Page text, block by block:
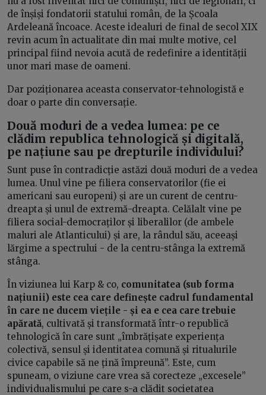
de înșiși fondatorii statului român, de la Școala
Ardeleană încoace. Aceste idealuri de final de secol XIX
revin acum în actualitate din mai multe motive, cel
principal fiind nevoia acută de redefinire a identității
unor mari mase de oameni.
Dar poziționarea aceasta conservator-tehnologistă e
doar o parte din conversație.
Două moduri de a vedea lumea: pe ce
clădim republica tehnologică și digitală,
pe națiune sau pe drepturile individului?
Sunt puse în contradicție astăzi două moduri de a vedea
lumea. Unul vine pe filiera conservatorilor (fie ei
americani sau europeni) și are un curent de centru-
dreapta și unul de extremă-dreapta. Celălalt vine pe
filiera social-democraților și liberalilor (de ambele
maluri ale Atlanticului) și are, la rândul său, aceeași
lărgime a spectrului - de la centru-stânga la extremă
stânga.
În viziunea lui Karp & co, comunitatea (sub forma
națiunii) este cea care definește cadrul fundamental
în care ne ducem viețile - și ea e cea care trebuie
apărată, cultivată și transformată într-o republică
tehnologică în care sunt „îmbrățișate experiența
colectivă, sensul și identitatea comună și ritualurile
civice capabile să ne țină împreună”. Este, cum
spuneam, o viziune care vrea să corecteze „excesele”
individualismului pe care s-a clădit societatea